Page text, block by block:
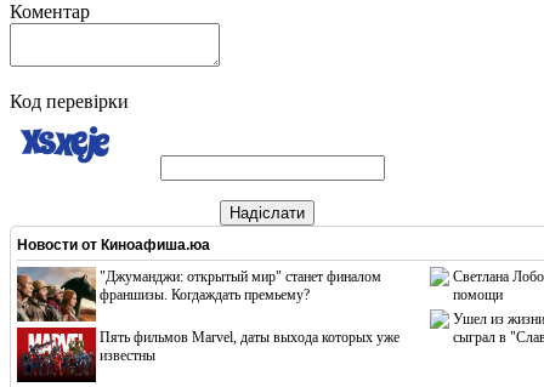
Коментар
Код перевірки
Надіслати
Новости от Киноафиша.юа
"Джуманджи: открытый мир" станет финалом
франшизы. Когдаждать премьему?
Пять фильмов Marvel, даты выхода которых уже
известны
Светлана
помощи
Ушел из жизни
сыграл в